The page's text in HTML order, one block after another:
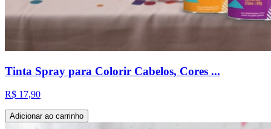
Tinta Spray para Colorir Cabelos, Cores ...
R$ 17,90
Adicionar ao carrinho